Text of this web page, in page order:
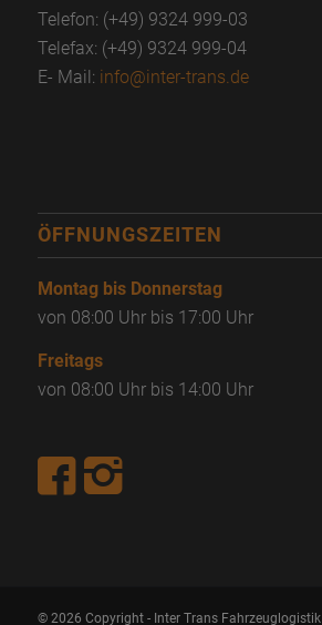
Telefon: (+49) 9324 999-03
Telefax: (+49) 9324 999-04
E- Mail: info@inter-trans.de
ÖFFNUNGSZEITEN
Montag bis Donnerstag
von 08:00 Uhr bis 17:00 Uhr
Freitags
von 08:00 Uhr bis 14:00 Uhr
© 2026 Copyright - Inter Trans Fahrzeuglogistik